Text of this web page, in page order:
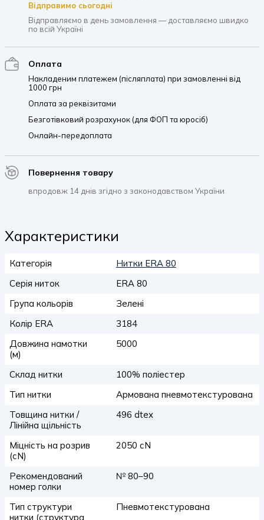
Відправимо сьогодні
Відправляємо в день замовлення — доставляємо швидко
по всій Україні
Оплата
Накладеним платежем (післяплата) при замовленні від
1000 грн
Оплата за реквізитами
Безготівковий розрахунок (для ФОП та юросіб)
Онлайн-передоплата
Повернення товару
впродовж 14 днів згідно з законодавством України
Характеристики
Категорія
Нитки ERA 80
Серія ниток
ERA 80
Група кольорів
Зелені
Колір ERA
3184
Довжина намотки
(м)
5000
Склад нитки
100% поліестер
Тип нитки
Армована пневмотекстурована
Товщина нитки /
Лінійна щільність
496 dtex
Міцність на розрив
(сN)
2050 сN
Рекомендований
номер голки
№ 80–90
Тип структури
нитки (структура
Пневмотекстурована